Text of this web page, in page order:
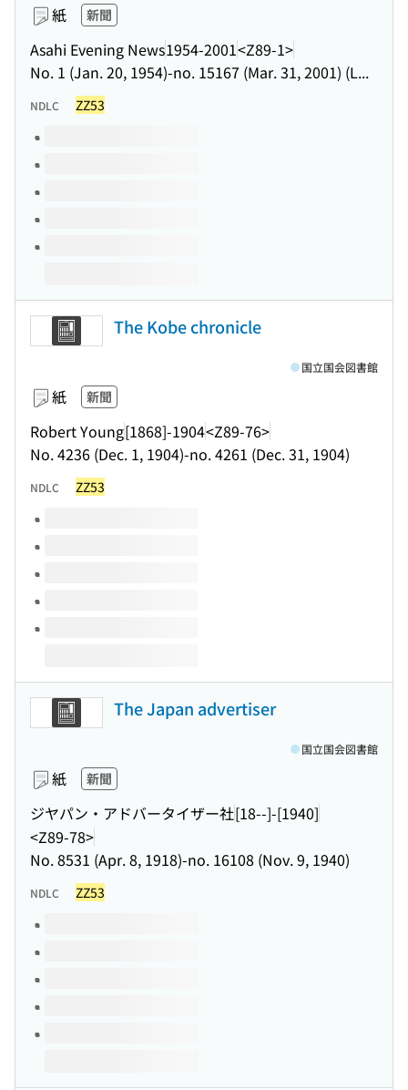
紙 新聞
Asahi Evening News1954-2001<Z89-1>
No. 1 (Jan. 20, 1954)-no. 15167 (Mar. 31, 2001) (L...
NDLC ZZ53
このタイトルの巻号
The Kobe chronicle
紙 新聞
Robert Young[1868]-1904<Z89-76>
No. 4236 (Dec. 1, 1904)-no. 4261 (Dec. 31, 1904)
国立国会図書館
NDLC ZZ53
このタイトルの巻号
The Japan advertiser
紙 新聞
ジヤパン・アドバータイザー社[18--]-[1940]
<Z89-78>
No. 8531 (Apr. 8, 1918)-no. 16108 (Nov. 9, 1940)
国立国会図書館
NDLC ZZ53
このタイトルの巻号